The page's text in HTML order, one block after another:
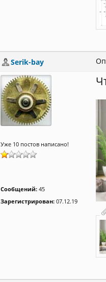
Serik-bay
Уже 10 постов написано!
Сообщений: 45
Зарегистрирован: 07.12.19